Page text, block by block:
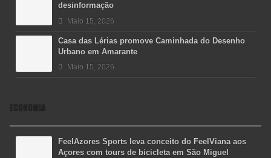
desinformação
Maio 15, 2026
Casa das Lérias promove Caminhada do Desenho
Urbano em Amarante
Maio 15, 2026
ECONOMIA
FeelAzores Sports leva conceito do FeelViana aos
Açores com tours de bicicleta em São Miguel